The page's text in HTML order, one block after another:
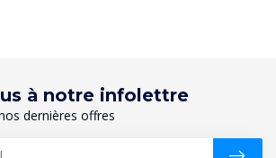
à notre infolettre
dernières offres